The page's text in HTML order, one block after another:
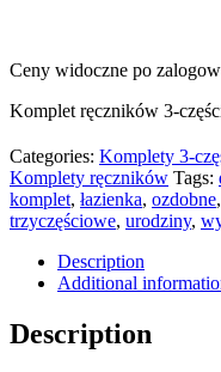
Ceny widoczne po
Komplet ręczników 3-
Categories: Komplety 3-
Komplety ręczników Tags:
komplet, łazienka, ozdobne,
trzyczęściowe, urodziny,
Description
Additional
Description